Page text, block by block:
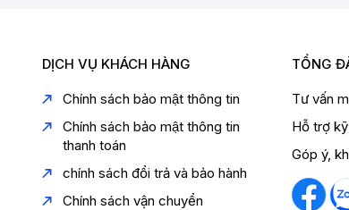
DỊCH VỤ KHÁCH HÀNG
Chính sách bảo mật thông tin
Chính sách bảo mật thông tin
thanh toán
chính sách đổi trả và bảo hành
Chính sách vận chuyển
TỔNG
Tư vấn
Hỗ trợ
Góp ý,